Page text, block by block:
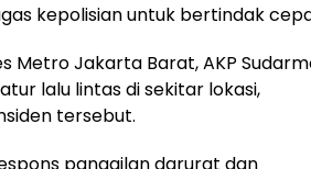
kepolisian untuk bertindak
Metro Jakarta Barat, AKP
lalu lintas di sekitar lokasi,
tersebut.